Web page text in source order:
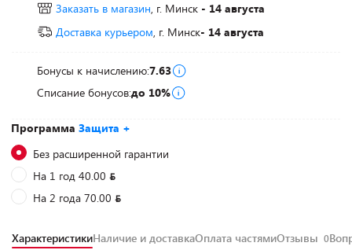
Программа Защита +
Без расширенной гарантии
На 1 год 40.00
На 2 года 70.00
Заказать в магазин, г. Минск - 14 августа
Доставка курьером, г. Минск- 14 августа
Бонусы к начислению:7.63
Списание бонусов:до 10%
ХарактеристикиНаличие и доставкаОплата частямиОтзывы 0